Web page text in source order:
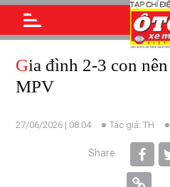
Gia đình 2-3 con nên mua SUV hay
MPV
27/06/2026 | 08:04 Tác giả: TH
Share